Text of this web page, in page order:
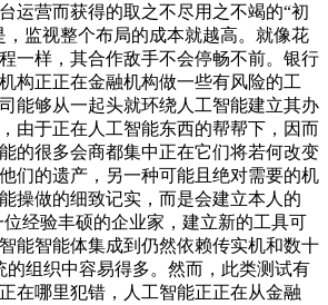
运营而获得的取之不尽用之不竭的“初
，监视整个布局的成本就越高。就像花
一样，其合作敌手不会停畅不前。银行
构正正在金融机构做一些有风险的工
能够从一起头就环绕人工智能建立其办
由于正在人工智能东西的帮帮下，因而
的很多会商都集中正在它们将若何改变
们的遗产，另一种可能且绝对需要的机
操做的细致记实，而是会建立本人的
经验丰硕的企业家，建立新的工具可
能智能体集成到仍然依赖传实机和数十
的组织中容易得多。然而，此类测试有
在哪里犯错，人工智能正正在从金融